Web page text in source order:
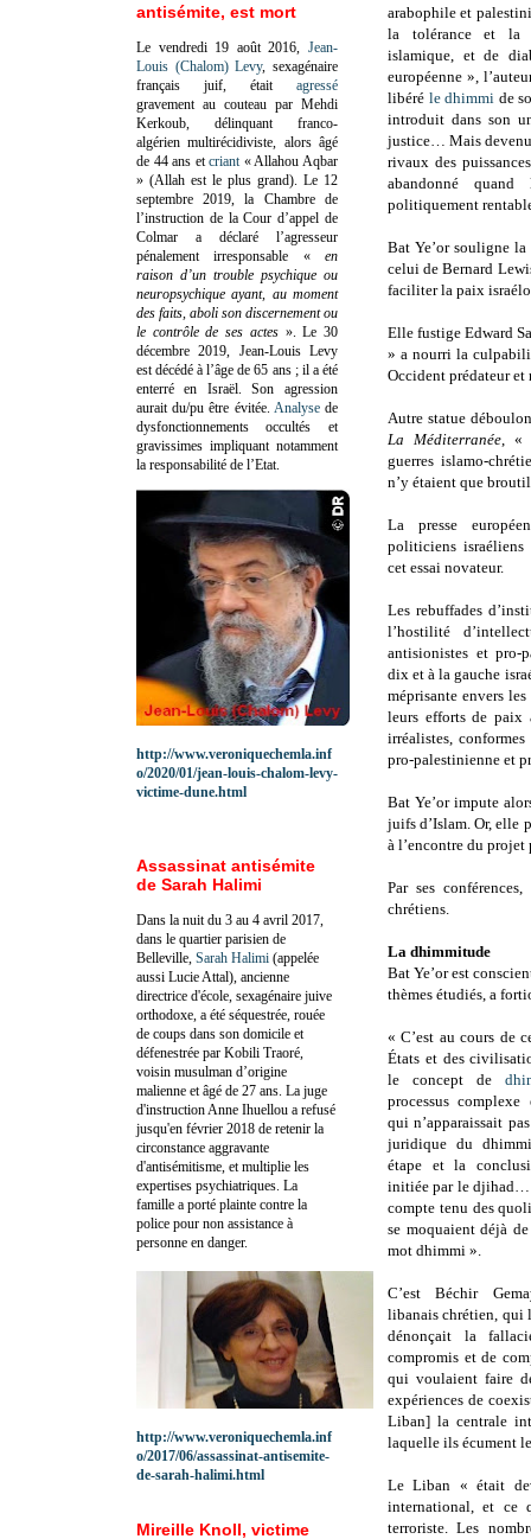
arabophile et
la tolérance et la
islamique, et de
européenne »,
libéré le dhimmi de
introduit dans son
justice… Mais
rivaux des
abandonné
politiquement
Bat Ye’or souligne
celui de Bernard
faciliter la paix
Elle fustige Edward
» a nourri la
Occident prédateur et
Autre statue
La Méditerranée, «
guerres islamo-
n’y étaient que
La presse
politiciens
cet essai novateur.
Les rebuffades
l’hostilité
antisionistes et pro-
dix et à la gauche
méprisante envers
leurs efforts de paix
irréalistes,
pro-palestinienne et
Bat Ye’or impute
juifs d’Islam. Or, elle
à l’encontre du projet
Par ses
chrétiens.
La dhimmitude
Bat Ye’or est
thèmes étudiés, a
« C’est au cours de
États et des
le concept de
processus
qui n’apparaissait
juridique du
étape et la
initiée par le djihad…
compte tenu des
se moquaient déjà
mot dhimmi ».
C’est Béchir
libanais chrétien, qui
dénonçait la
compromis et de
qui voulaient faire
expériences de
Liban] la centrale
laquelle ils écument
Le Liban « était
international, et ce
terroriste. Les
antisémite, est mort
Le vendredi 19 août 2016, Jean-
Louis (Chalom) Levy, sexagénaire
français juif, était agressé
gravement au couteau par Mehdi
Kerkoub, délinquant franco-
algérien multirécidiviste, alors âgé
de 44 ans etcriant « Allahou Aqbar
» (Allah est le plus grand). Le 12
septembre 2019, la Chambre de
l’instruction de la Cour d’appel de
Colmar a déclaré l’agresseur
pénalement irresponsable «en
raison d’un trouble psychique ou
neuropsychique ayant, au moment
des faits, aboli son discernement ou
le contrôle de ses actes». Le 30
décembre 2019, Jean-Louis Levy
est décédé à l’âge de 65 ans ; il a été
enterré en Israël. Son agression
aurait du/pu être évitée. Analysede
dysfonctionnements occultés et
gravissimes impliquant notamment
la responsabilité de l’Etat.
http://www.veroniquechemla.inf
o/2020/01/jean-louis-chalom-levy-
victime-dune.html
Assassinat antisémite
de Sarah Halimi
Dans la nuit du 3 au 4 avril 2017,
dans le quartier parisien de
Belleville, Sarah Halimi (appelée
aussi Lucie Attal), ancienne
directrice d'école, sexagénaire juive
orthodoxe, a été séquestrée, rouée
de coups dans son domicile et
défenestrée par Kobili Traoré,
voisin musulman d’origine
malienne et âgé de 27 ans. La juge
d'instruction Anne Ihuellou a refusé
jusqu'en février 2018 de retenir la
circonstance aggravante
d'antisémitisme, et multiplie les
expertises psychiatriques. La
famille a porté plainte contre la
police pour non assistance à
personne en danger.
http://www.veroniquechemla.inf
o/2017/06/assassinat-antisemite-
de-sarah-halimi.html
Mireille Knoll, victime